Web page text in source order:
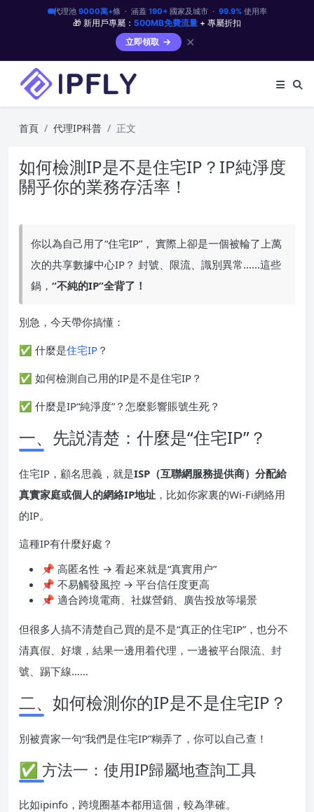
代理池 9000萬+條 · 涵蓋 190+國家及城市 · 99.9%使用率
🎁 新用戶專屬： 500MB免費流量 + 專屬折扣
立即領取
✕
首頁 代理IP科普 正文
如何檢測IP是不是住宅IP？IP純淨度
關乎你的業務存活率！
你以為自己用了“住宅IP”， 實際上卻是一個被輪了上萬
次的共享數據中心IP？ 封號、限流、識別異常……這些
鍋， “不純的IP”全背了！
別急，今天帶你搞懂：
✅ 什麼是住宅IP ？
✅ 如何檢測自己用的IP是不是住宅IP？
✅ 什麼是IP“純淨度”？怎麼影響賬號生死？
一、先説清楚：什麼是“住宅IP”？
住宅IP，顧名思義，就是ISP（互聯網服務提供商）分配給
真實家庭或個人的網絡IP地址 ，比如你家裏的Wi-Fi網絡用
的IP。
這種IP有什麼好處？
📌 高匿名性 → 看起來就是“真實用户”
📌 不易觸發風控 → 平台信任度更高
📌 適合跨境電商、社媒營銷、廣告投放等場景
但很多人搞不清楚自己買的是不是“真正的住宅IP”，也分不
清真假、好壞，結果一邊用着代理，一邊被平台限流、封
號、踢下線……
二、如何檢測你的IP是不是住宅IP？
別被賣家一句“我們是住宅IP”糊弄了，你可以自己查！
✅ 方法一：使用IP歸屬地查詢工具
比如ipinfo，跨境圈基本都用這個，較為準確。